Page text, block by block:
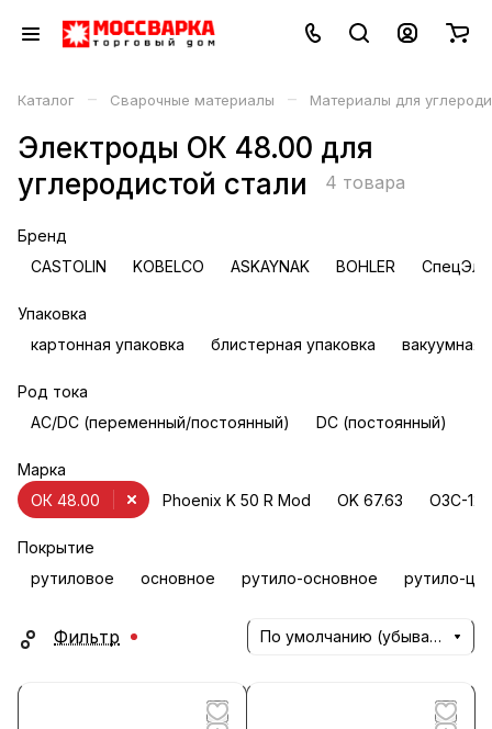
Каталог – Сварочные материалы – Материалы для
Электроды ОК 48.00 для
углеродистой стали
4 товара
Бренд
CASTOLIN
KOBELCO ASKAYNAK BOHLER
Упаковка
картонная упаковка
блистерная упаковка вакуумная
Род тока
AC/DC (переменный/постоянный)
DC (постоянный)
Марка
Phoenix K 50 R Mod
OK 67.63 ОЗС-12
ОК 48.00
Покрытие
рутиловое
основное рутило-основное рутило-
Фильтр По умолчанию (убывание)